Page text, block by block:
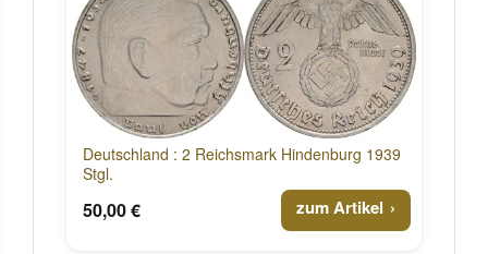
Deutschland : 2 Reichsmark Hindenburg 1939
Stgl.
50,00 € zum Artikel